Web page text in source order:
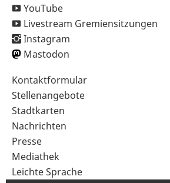
YouTube
Livestream Gremiensitzungen
Instagram
Mastodon
Sekundärnavigation
im
Fußbereich
Kontaktformular
Stellenangebote
Stadtkarten
Nachrichten
Presse
Mediathek
Leichte Sprache